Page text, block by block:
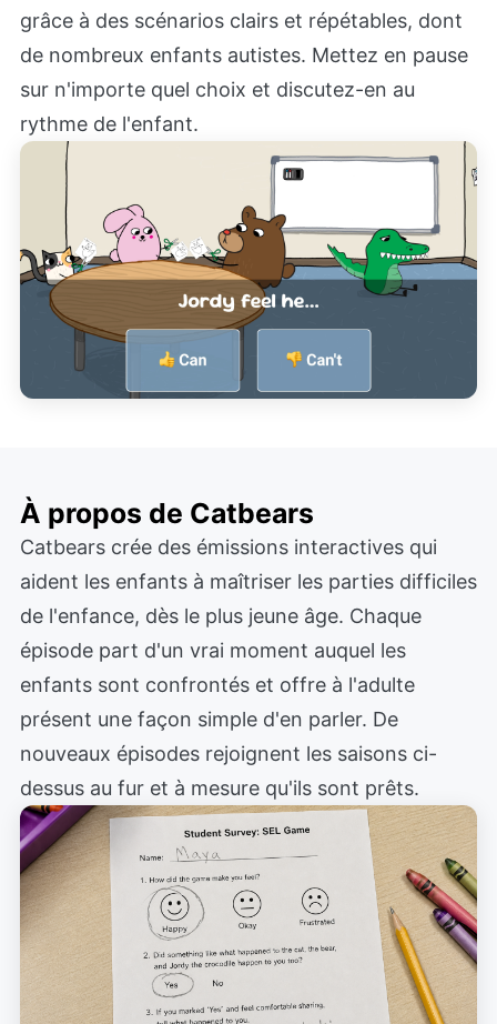
grâce à des scénarios clairs et répétables, dont
de nombreux enfants autistes. Mettez en pause
sur n'importe quel choix et discutez-en au
rythme de l'enfant.
À propos de Catbears
Catbears crée des émissions interactives qui
aident les enfants à maîtriser les parties difficiles
de l'enfance, dès le plus jeune âge. Chaque
épisode part d'un vrai moment auquel les
enfants sont confrontés et offre à l'adulte
présent une façon simple d'en parler. De
nouveaux épisodes rejoignent les saisons ci-
dessus au fur et à mesure qu'ils sont prêts.